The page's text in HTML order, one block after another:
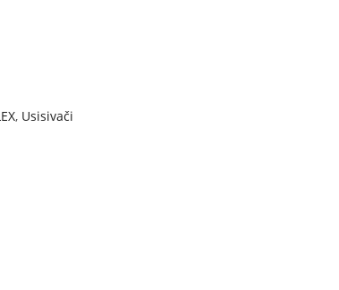
, Usisivači